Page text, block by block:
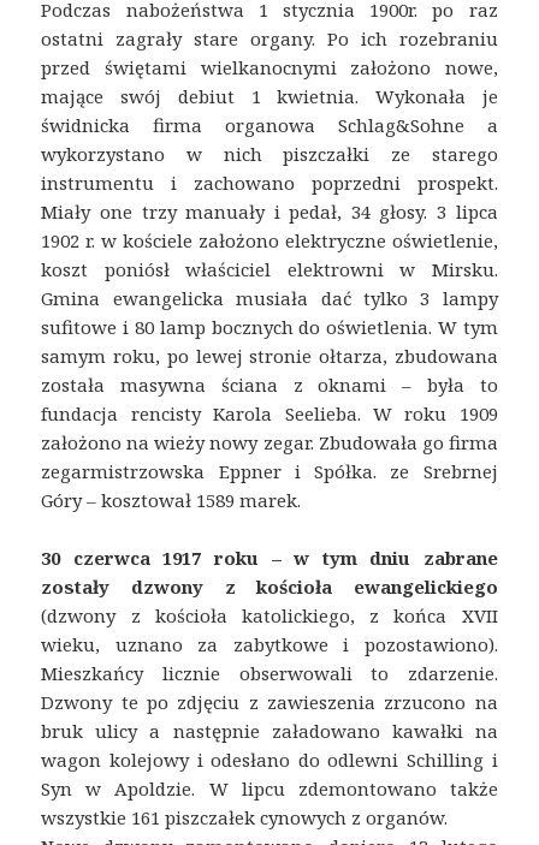
Podczas nabożeństwa 1 stycznia 1900r. po raz
ostatni zagrały stare organy. Po ich rozebraniu
przed świętami wielkanocnymi założono nowe,
mające swój debiut 1 kwietnia. Wykonała je
świdnicka firma organowa Schlag&Sohne a
wykorzystano w nich piszczałki ze starego
instrumentu i zachowano poprzedni prospekt.
Miały one trzy manuały i pedał, 34 głosy. 3 lipca
1902 r. w kościele założono elektryczne oświetlenie,
koszt poniósł właściciel elektrowni w Mirsku.
Gmina ewangelicka musiała dać tylko 3 lampy
sufitowe i 80 lamp bocznych do oświetlenia. W tym
samym roku, po lewej stronie ołtarza, zbudowana
została masywna ściana z oknami – była to
fundacja rencisty Karola Seelieba. W roku 1909
założono na wieży nowy zegar. Zbudowała go firma
zegarmistrzowska Eppner i Spółka. ze Srebrnej
Góry – kosztował 1589 marek.
30 czerwca 1917 roku – w tym dniu zabrane
zostały dzwony z kościoła ewangelickiego
(dzwony z kościoła katolickiego, z końca XVII
wieku, uznano za zabytkowe i pozostawiono).
Mieszkańcy licznie obserwowali to zdarzenie.
Dzwony te po zdjęciu z zawieszenia zrzucono na
bruk ulicy a następnie załadowano kawałki na
wagon kolejowy i odesłano do odlewni Schilling i
Syn w Apoldzie. W lipcu zdemontowano także
wszystkie 161 piszczałek cynowych z organów.